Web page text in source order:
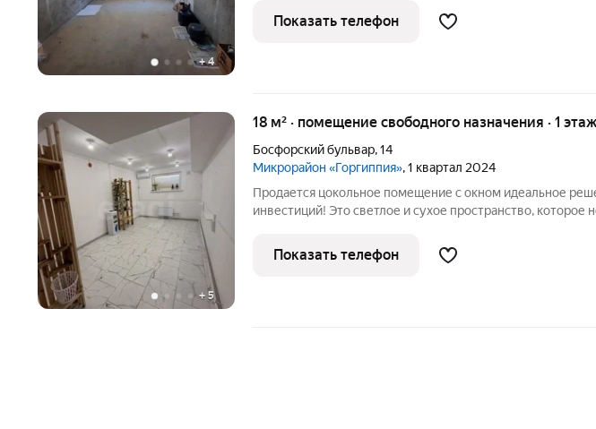
+4
цокольном этаже с полноценным окном без риска подтоплений
благодаря
Показать телефон
+ 5
18 м² · помещение свободного назначения · 1
Босфорский бульвар,14
Микрорайон «Горгиппия», 1 квартал 2024
Продается цокольное помещение с окном идеальное решение для
инвестиций! Это светлое и сухое пространство, которое
для бизнеса, так и для комфортного проживания. Все
ресурсными
Показать телефон